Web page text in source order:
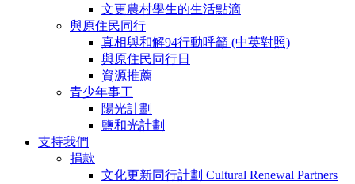
文更農村學生的生活點滴
與原住民同行
真相與和解94行動呼籲 (中英對照)
與原住民同行日
資源推薦
青少年事工
陽光計劃
鹽和光計劃
支持我們
捐款
文化更新同行計劃 Cultural Renewal Partners